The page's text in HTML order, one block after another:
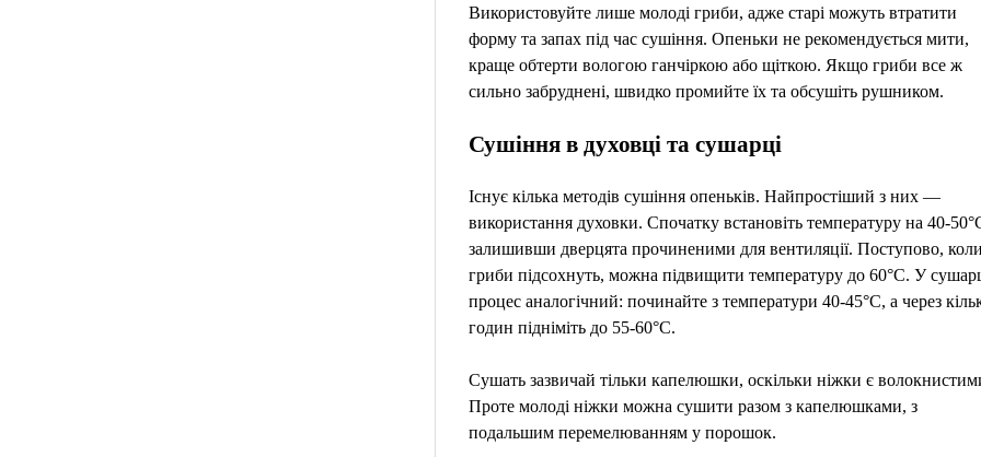
Використовуйте лише молоді гриби, адже старі можуть втратити
форму та запах під час сушіння. Опеньки не рекомендується мити,
краще обтерти вологою ганчіркою або щіткою. Якщо гриби все ж
сильно забруднені, швидко промийте їх та обсушіть рушником.
Сушіння в духовці та сушарці
Існує кілька методів сушіння опеньків. Найпростіший з них —
використання духовки. Спочатку встановіть температуру на 40-
залишивши дверцята прочиненими для вентиляції. Поступово, коли
гриби підсохнуть, можна підвищити температуру до 60°C. У
процес аналогічний: починайте з температури 40-45°C, а через
годин підніміть до 55-60°C.
Сушать зазвичай тільки капелюшки, оскільки ніжки є
Проте молоді ніжки можна сушити разом з капелюшками, з
подальшим перемелюванням у порошок.